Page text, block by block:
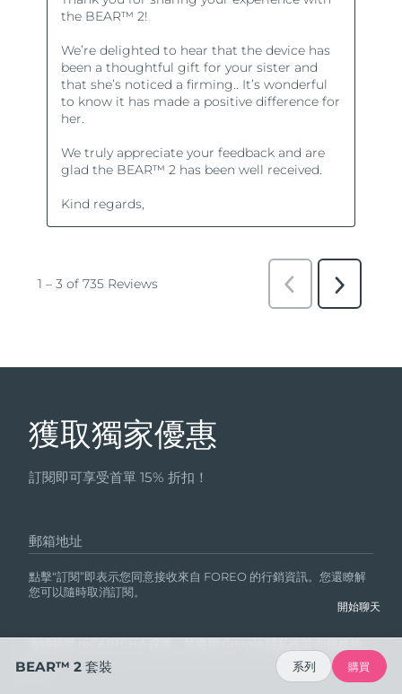
獲取獨家優惠
訂閱即可享受首單 15% 折扣！
郵箱地址
點擊“訂閱”即表示您同意接收來自 FOREO 的行銷資訊。您還瞭解
您可以隨時取消訂閱。
款。
開始聊天
BEAR™ 2 套裝 系列 購買